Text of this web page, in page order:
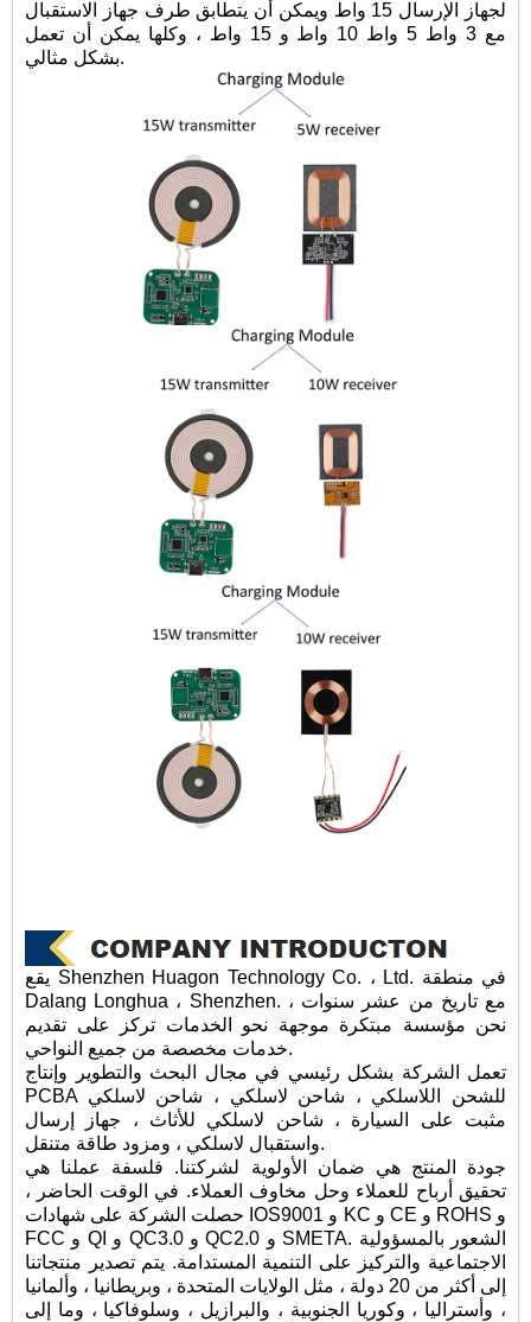
لجهاز الإرسال 15 واط ويمكن أن يتطابق طرف جهاز الاستقبال
مع 3 واط 5 واط 10 واط و 15 واط ، وكلها يمكن أن تعمل
بشكل مثالي.
يقع Shenzhen Huagon Technology Co. ، Ltd. في منطقة
Dalang Longhua ، Shenzhen. مع تاريخ من عشر سنوات ،
نحن مؤسسة مبتكرة موجهة نحو الخدمات تركز على تقديم
خدمات مخصصة من جميع النواحي.
تعمل الشركة بشكل رئيسي في مجال البحث والتطوير وإنتاج
PCBA للشحن اللاسلكي ، شاحن لاسلكي ، شاحن لاسلكي
مثبت على السيارة ، شاحن لاسلكي للأثاث ، جهاز إرسال
واستقبال لاسلكي ، ومزود طاقة متنقل.
جودة المنتج هي ضمان الأولوية لشركتنا. فلسفة عملنا هي
تحقيق أرباح للعملاء وحل مخاوف العملاء. في الوقت الحاضر ،
حصلت الشركة على شهادات IOS9001 و KC و CE و ROHS و
FCC و QI و QC3.0 و QC2.0 و SMETA. الشعور بالمسؤولية
الاجتماعية والتركيز على التنمية المستدامة. يتم تصدير منتجاتنا
إلى أكثر من 20 دولة ، مثل الولايات المتحدة ، وبريطانيا ، وألمانيا
، وأستراليا ، وكوريا الجنوبية ، والبرازيل ، وسلوفاكيا ، وما إلى